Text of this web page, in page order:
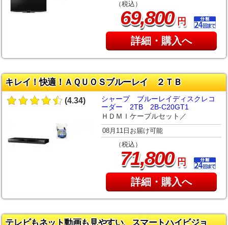
（税込）
69,800円
詳細・購入へ
キレイ！快適！ＡＱＵＯＳブルーレイ ２ＴＢ
(4.34)
シャープ ブルーレイディスクレコ
ーダー 2TB 2B-C20GT1
ＨＤＭＩケーブルセット／
08月11日お届け可能
（税込）
71,800円
詳細・購入へ
テレビもネット動画も見やすい、スマートハイビジョ